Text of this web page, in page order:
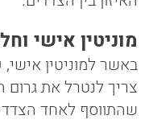
מוניטין אישי
באשר למוניטין
צריך לנטרל את גרום
שהתווסף לאחד